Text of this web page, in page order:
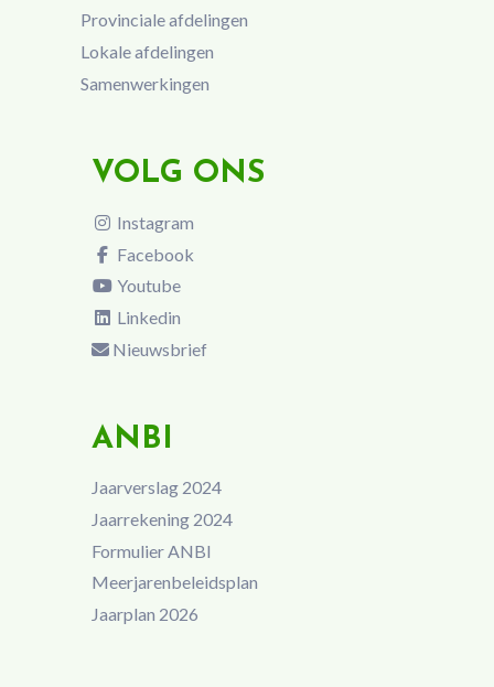
Provinciale afdelingen
Lokale afdelingen
Samenwerkingen
VOLG ONS
Instagram
Facebook
Youtube
Linkedin
Nieuwsbrief
ANBI
Jaarverslag 2024
Jaarrekening 2024
Formulier ANBI
Meerjarenbeleidsplan
Jaarplan 2026